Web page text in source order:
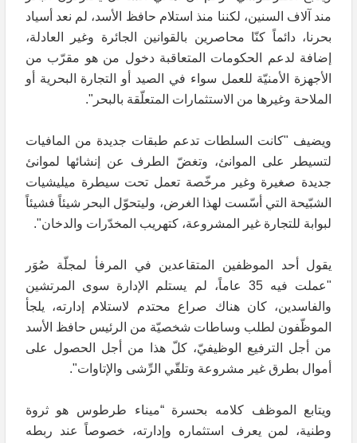
مند آلاف السنين، لكننا منذ استلام حافظ الأسد، لم نعد أسياد
بحرنا، دائماً كنّا محاصرين بالقوانين الجائرة وغير العادلة،
إضافة لدعم الحكومات المتعاقبة دخول من هو مقرّب من
الأجهزة الأمنيّة للعمل سواء في الصيد أو التجارة البحرية أو
الملاحة وغيرها من الاستثمارات المتعلّقة بالبحر".
ويضيف "كانت السلطات تدعم طبقات جديدة من المافيات
لتسيطر على الموانئ، وتغضّ الطرف عن إنشائها لموانئ
جديدة صغيرة وغير مرخّصة تعمل تحت سيطرة ميليشيات
الشبّيحة التي أسّست لهذا الغرض، وليتحوّل البحر شيئاً فشيئاً
لبوابة للتجارة غير المشروعة، كتهريب المخدّرات والدخان".
يقول أحد الموظفين المتقاعدين في المرفأ لمجلّة صُوَر
"عملت فيه 35 عاماً، لم يستلم الإدارة سوى المرتشين
والفاسدين، كان هناك صراع محتدم لاستلام إدارته، يلجأ
الموظّفون لطلب وساطات شخصيّة من الرئيس حافظ الأسد
من أجل الترفيع الوظيفيّ، كلّ هذا من أجل الحصول على
أموال بطرق غير مشروعة وتلقّي الرِّشى والإتاوات".
ويتابع الموظف كلامه بحسرة “ميناء طرطوس هو ثروة
وطنية، لمن يعرف استثماره وإدارته، خصوصاً عند ربطه